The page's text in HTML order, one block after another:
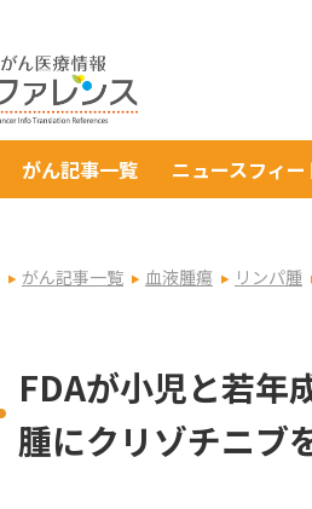
がん記事一覧 ニュースフィー
がん記事一覧 血液腫瘍 リンパ腫
FDAが小児と若年
腫にクリゾチニブ